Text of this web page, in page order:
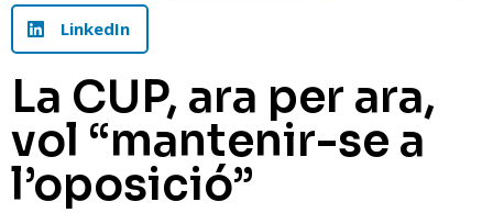
LinkedIn
La CUP, ara per ara,
vol “mantenir-se a
l’oposició”